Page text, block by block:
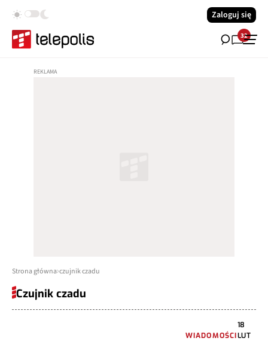
Zaloguj się
32
Strona główna czujnik czadu
Czujnik czadu
WIADOMOŚCI
18
LUT